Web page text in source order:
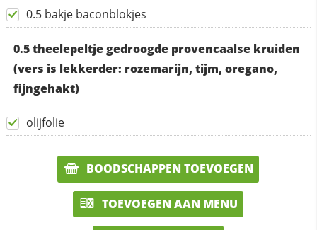
0.5 bakje baconblokjes
0.5 theelepeltje gedroogde provencaalse kruiden
(vers is lekkerder: rozemarijn, tijm, oregano,
fijngehakt)
olijfolie
BOODSCHAPPEN TOEVOEGEN
TOEVOEGEN AAN MENU